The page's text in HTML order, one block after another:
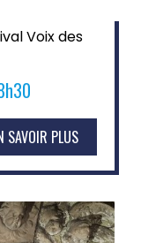
Voix des
SAVOIR PLUS